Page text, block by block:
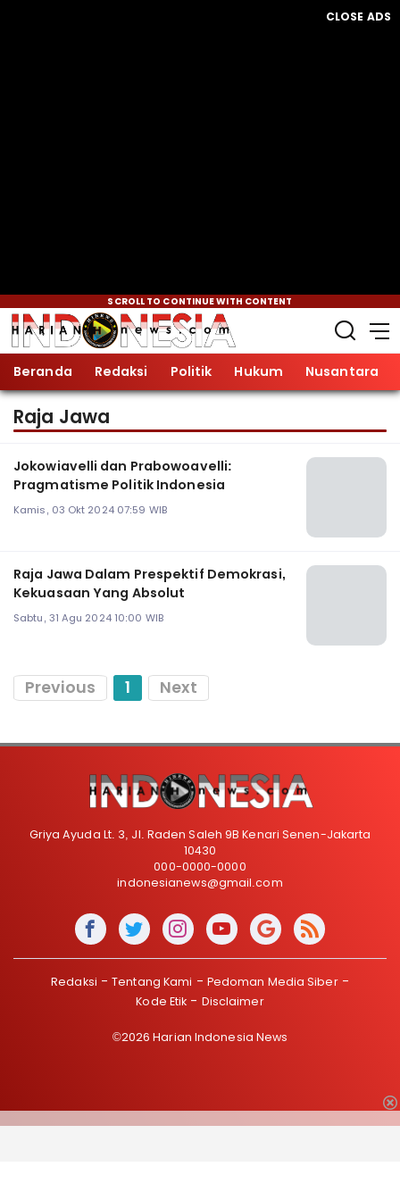
CLOSE ADS
SCROLL TO CONTINUE WITH CONTENT
Beranda Redaksi Politik Hukum Nusantara
Raja Jawa
Jokowiavelli dan Prabowoavelli:
Pragmatisme Politik Indonesia
Kamis, 03 Okt 2024 07:59 WIB
Raja Jawa Dalam Prespektif Demokrasi,
Kekuasaan Yang Absolut
Sabtu, 31 Agu 2024 10:00 WIB
Previous 1 Next
Griya Ayuda Lt. 3, Jl. Raden Saleh 9B Kenari Senen-Jakarta
10430
000-0000-0000
indonesianews@gmail.com
Redaksi Tentang Kami
Pedoman Media Siber
Kode Etik
Disclaimer
©2026 Harian Indonesia News